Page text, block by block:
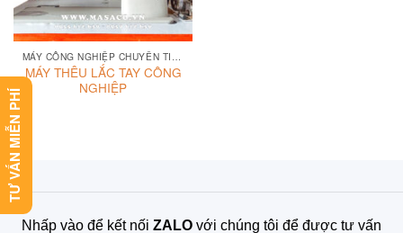
MÁY THÊU LẮC TAY CÔNG
NGHIỆP
Nhấp vào để kết nối ZALO với chúng tôi để được tư vấn
TƯ VẤN MIỄN PHÍ